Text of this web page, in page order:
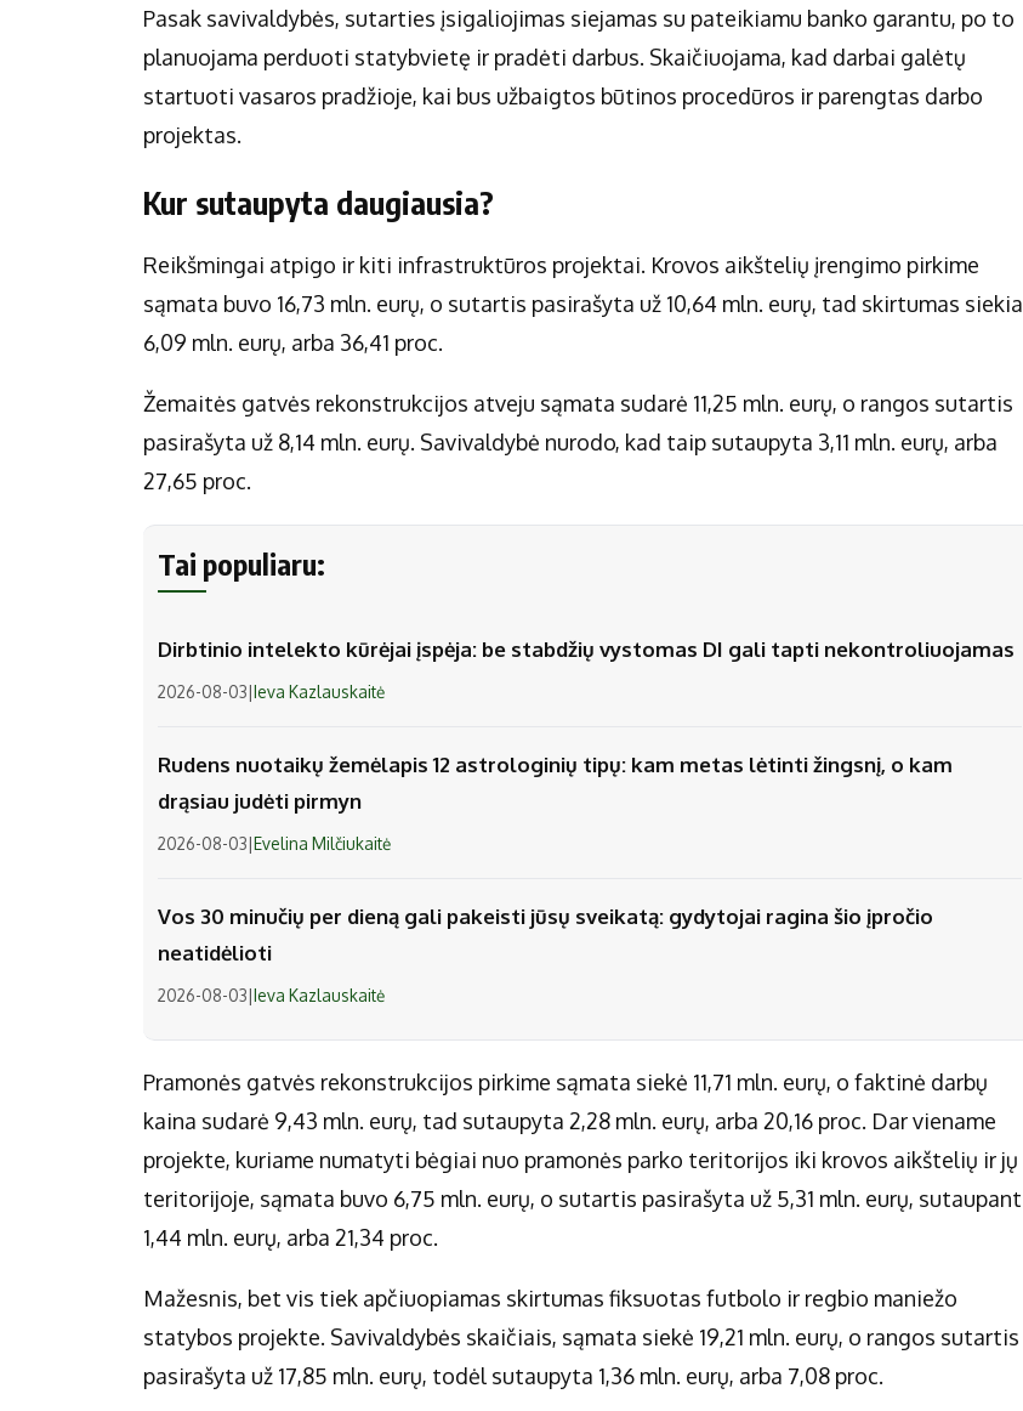
Pasak savivaldybės, sutarties įsigaliojimas siejamas su pateikiamu banko garantu, po to
planuojama perduoti statybvietę ir pradėti darbus. Skaičiuojama, kad darbai galėtų
startuoti vasaros pradžioje, kai bus užbaigtos būtinos procedūros ir parengtas darbo
projektas.
Kur sutaupyta daugiausia?
Reikšmingai atpigo ir kiti infrastruktūros projektai. Krovos aikštelių įrengimo pirkime
sąmata buvo 16,73 mln. eurų, o sutartis pasirašyta už 10,64 mln. eurų, tad skirtumas siekia
6,09 mln. eurų, arba 36,41 proc.
Žemaitės gatvės rekonstrukcijos atveju sąmata sudarė 11,25 mln. eurų, o rangos sutartis
pasirašyta už 8,14 mln. eurų. Savivaldybė nurodo, kad taip sutaupyta 3,11 mln. eurų, arba
27,65 proc.
Tai populiaru:
Dirbtinio intelekto kūrėjai įspėja: be stabdžių vystomas DI gali tapti nekontroliuojamas
2026-08-03|Ieva Kazlauskaitė
Rudens nuotaikų žemėlapis 12 astrologinių tipų: kam metas lėtinti žingsnį, o kam
drąsiau judėti pirmyn
2026-08-03|Evelina Milčiukaitė
Vos 30 minučių per dieną gali pakeisti jūsų sveikatą: gydytojai ragina šio įpročio
neatidėlioti
2026-08-03|Ieva Kazlauskaitė
Pramonės gatvės rekonstrukcijos pirkime sąmata siekė 11,71 mln. eurų, o faktinė darbų
kaina sudarė 9,43 mln. eurų, tad sutaupyta 2,28 mln. eurų, arba 20,16 proc. Dar viename
projekte, kuriame numatyti bėgiai nuo pramonės parko teritorijos iki krovos aikštelių ir jų
teritorijoje, sąmata buvo 6,75 mln. eurų, o sutartis pasirašyta už 5,31 mln. eurų, sutaupant
1,44 mln. eurų, arba 21,34 proc.
Mažesnis, bet vis tiek apčiuopiamas skirtumas fiksuotas futbolo ir regbio maniežo
statybos projekte. Savivaldybės skaičiais, sąmata siekė 19,21 mln. eurų, o rangos sutartis
pasirašyta už 17,85 mln. eurų, todėl sutaupyta 1,36 mln. eurų, arba 7,08 proc.